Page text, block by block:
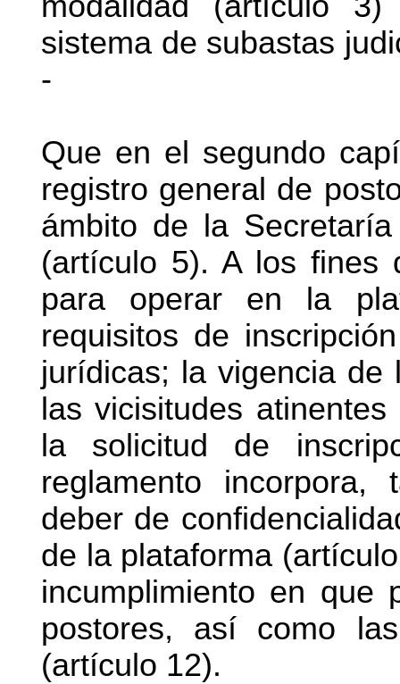
sistema de subastas
-
Que en el segundo
registro general de
ámbito de la
(artículo 5). A los fines
para operar en la
requisitos de
jurídicas; la vigencia
las vicisitudes
la solicitud de
reglamento incorpora,
deber de
de la plataforma
incumplimiento en que
postores, así como
(artículo 12).